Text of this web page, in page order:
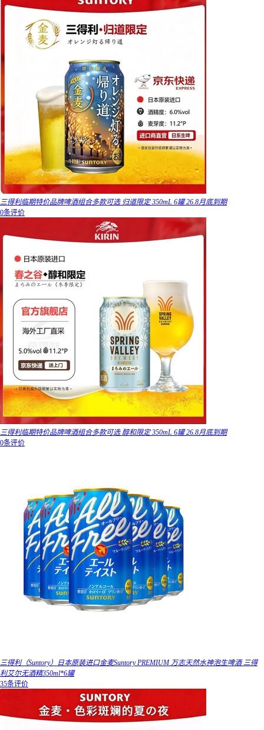
三得利临期特价品牌啤酒组合多款可选 归道限定 350mL 6罐 26.8月底到期
0条评价
三得利临期特价品牌啤酒组合多款可选 醇和限定 350mL 6罐 26.8月底到期
0条评价
三得利（Suntory）日本原装进口金麦Suntory PREMIUM 万志天然水神泡生啤酒 三得
利艾尔无酒精350ml*6罐
35条评价